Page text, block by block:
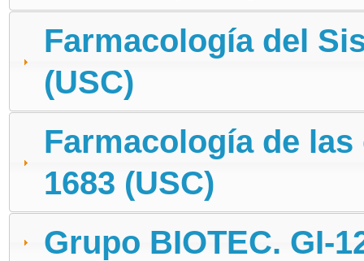
Farmacología del
(USC)
Farmacología de
1683 (USC)
Grupo BIOTEC. GI-